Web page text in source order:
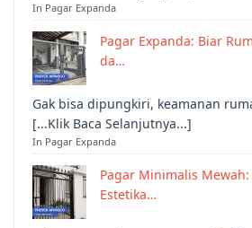
In Pagar Expanda
Pagar Expanda: Biar
da…
Gak bisa dipungkiri, keamanan
[...Klik Baca Selanjutnya...]
In Pagar Expanda
Pagar Minimalis
Estetika…